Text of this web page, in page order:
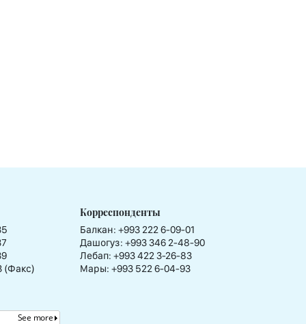
(Факс)
Корреспонденты
Балкан: +993 222 6-09-01
Дашогуз: +993 346 2-48-90
Лебап: +993 422 3-26-83
Мары: +993 522 6-04-93